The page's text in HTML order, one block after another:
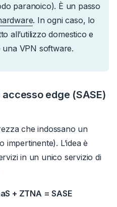
paranoico). È un passo
. In ogni caso, lo
all’utilizzo domestico e
VPN software.
edge (SASE)
che indossano un
impertinente). L’idea è
in un unico servizio di
+ ZTNA = SASE